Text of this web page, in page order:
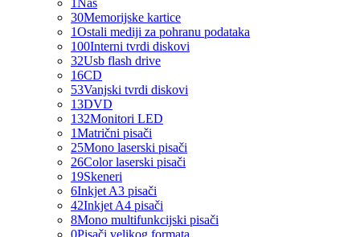
1Nas
30Memorijske kartice
1Ostali mediji za pohranu podataka
100Interni tvrdi diskovi
32Usb flash drive
16CD
53Vanjski tvrdi diskovi
13DVD
132Monitori LED
1Matrični pisači
25Mono laserski pisači
26Color laserski pisači
19Skeneri
6Inkjet A3 pisači
42Inkjet A4 pisači
8Mono multifunkcijski pisači
0Pisači velikog formata